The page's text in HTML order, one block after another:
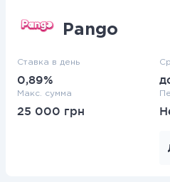
Pango
Ставка в день
0,89%
Макс. сумма
25 000 грн